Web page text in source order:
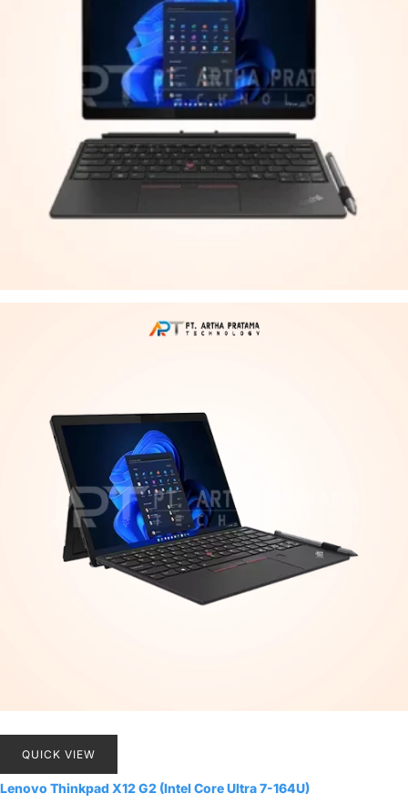
QUICK VIEW
Lenovo Thinkpad X12 G2 (Intel Core Ultra 7-164U)